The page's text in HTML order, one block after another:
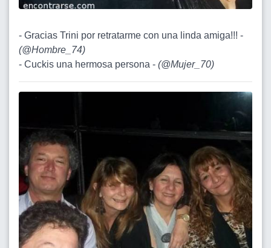
- Gracias Trini por retratarme con una linda amiga!!! -
(@Hombre_74)
- Cuckis una hermosa persona - (@Mujer_70)